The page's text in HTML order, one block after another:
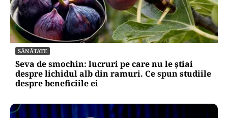
SĂNĂTATE
Seva de smochin: lucruri pe care nu le știai
despre lichidul alb din ramuri. Ce spun studiile
despre beneficiile ei